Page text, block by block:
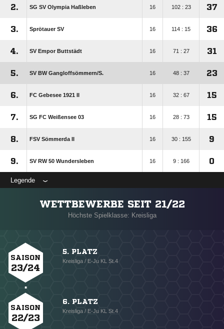
2. SG SV Olympia Haßleben 16 102 : 23 37
3. Sprötauer SV 16 114 : 15 36
4. SV Empor Buttstädt 16 71 : 27 31
5. SV BW Gangloffsömmern/​S. 16 48 : 37 23
6. FC Gebesee 1921 II 16 32 : 67 15
7. SG FC Weißensee 03 16 28 : 73 15
8. FSV Sömmerda II 16 30 : 155 9
9. SV RW 50 Wundersleben 16 9 : 166 0
Legende
WETTBEWERBE SEIT 21/22
Höchste Spielklasse: Kreisliga
SAISON
23/24
5. PLATZ
Kreisliga / E-Ju KL St.4
SAISON
22/23
6. PLATZ
Kreisliga / E-Ju KL St.4